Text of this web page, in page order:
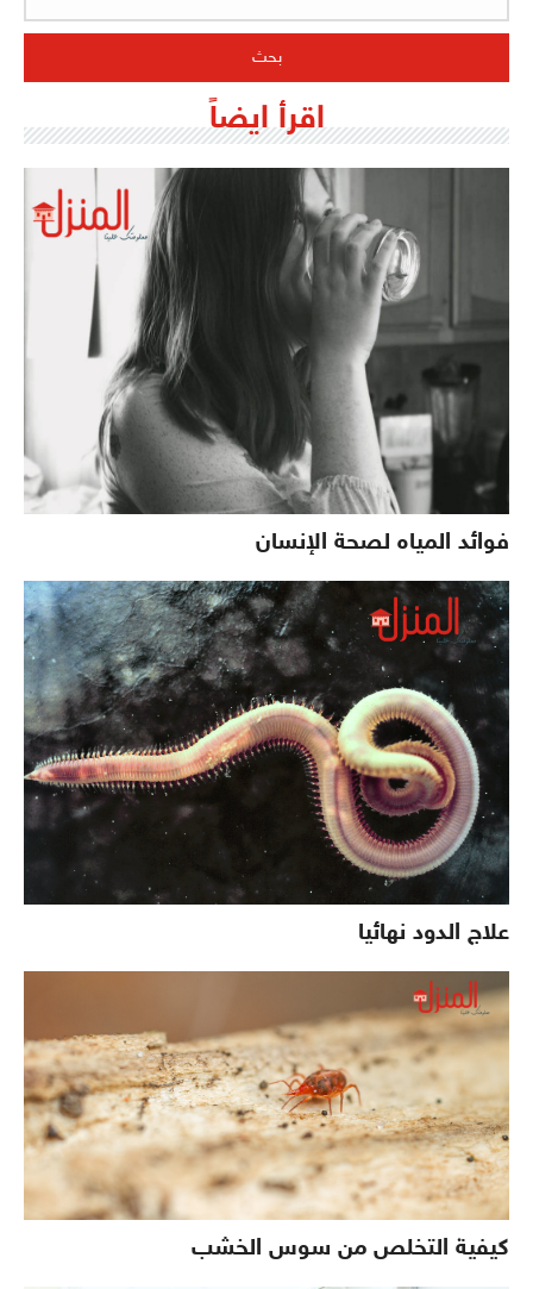
اقرأ ايضاً
فوائد المياه لصحة الإنسان
علاج الدود نهائيا
كيفية التخلص من سوس الخشب